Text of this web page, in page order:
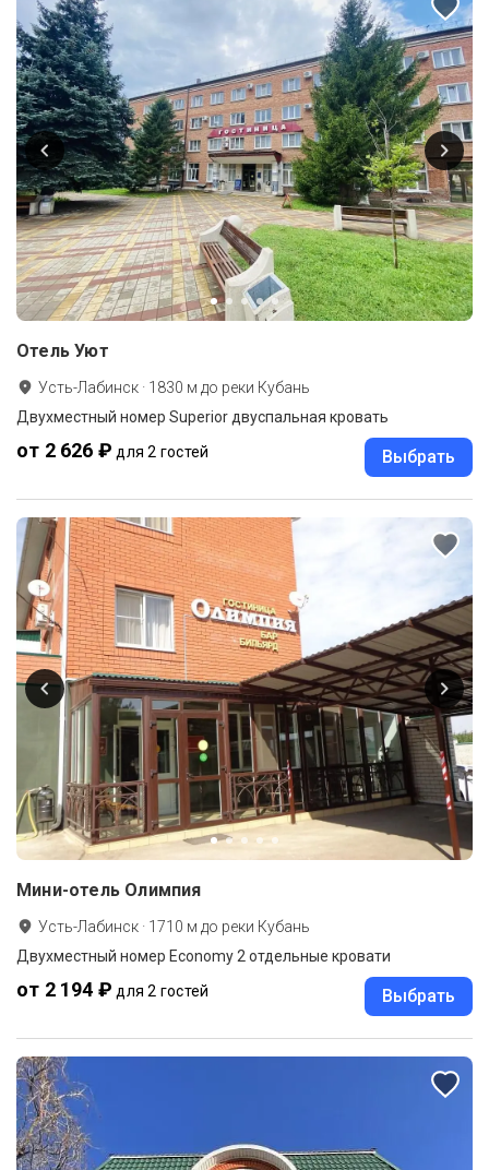
Отель Уют
Усть-Лабинск · 1830 м до реки Кубань
Двухместный номер Superior двуспальная кровать
от 2 626 ₽ для 2 гостей Выбрать
Мини-отель Олимпия
Усть-Лабинск · 1710 м до реки Кубань
Двухместный номер Economy 2 отдельные кровати
от 2 194 ₽ для 2 гостей Выбрать